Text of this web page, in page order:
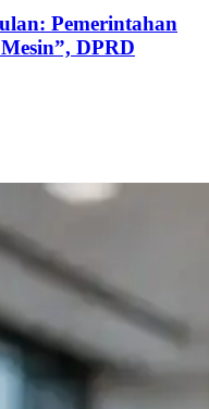
Pemerintahan
DPRD